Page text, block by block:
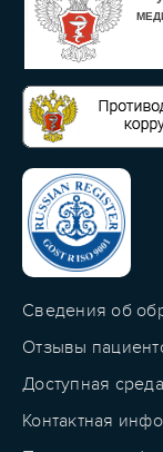
Сведения об
Отзывы
Доступная среда
Контактная